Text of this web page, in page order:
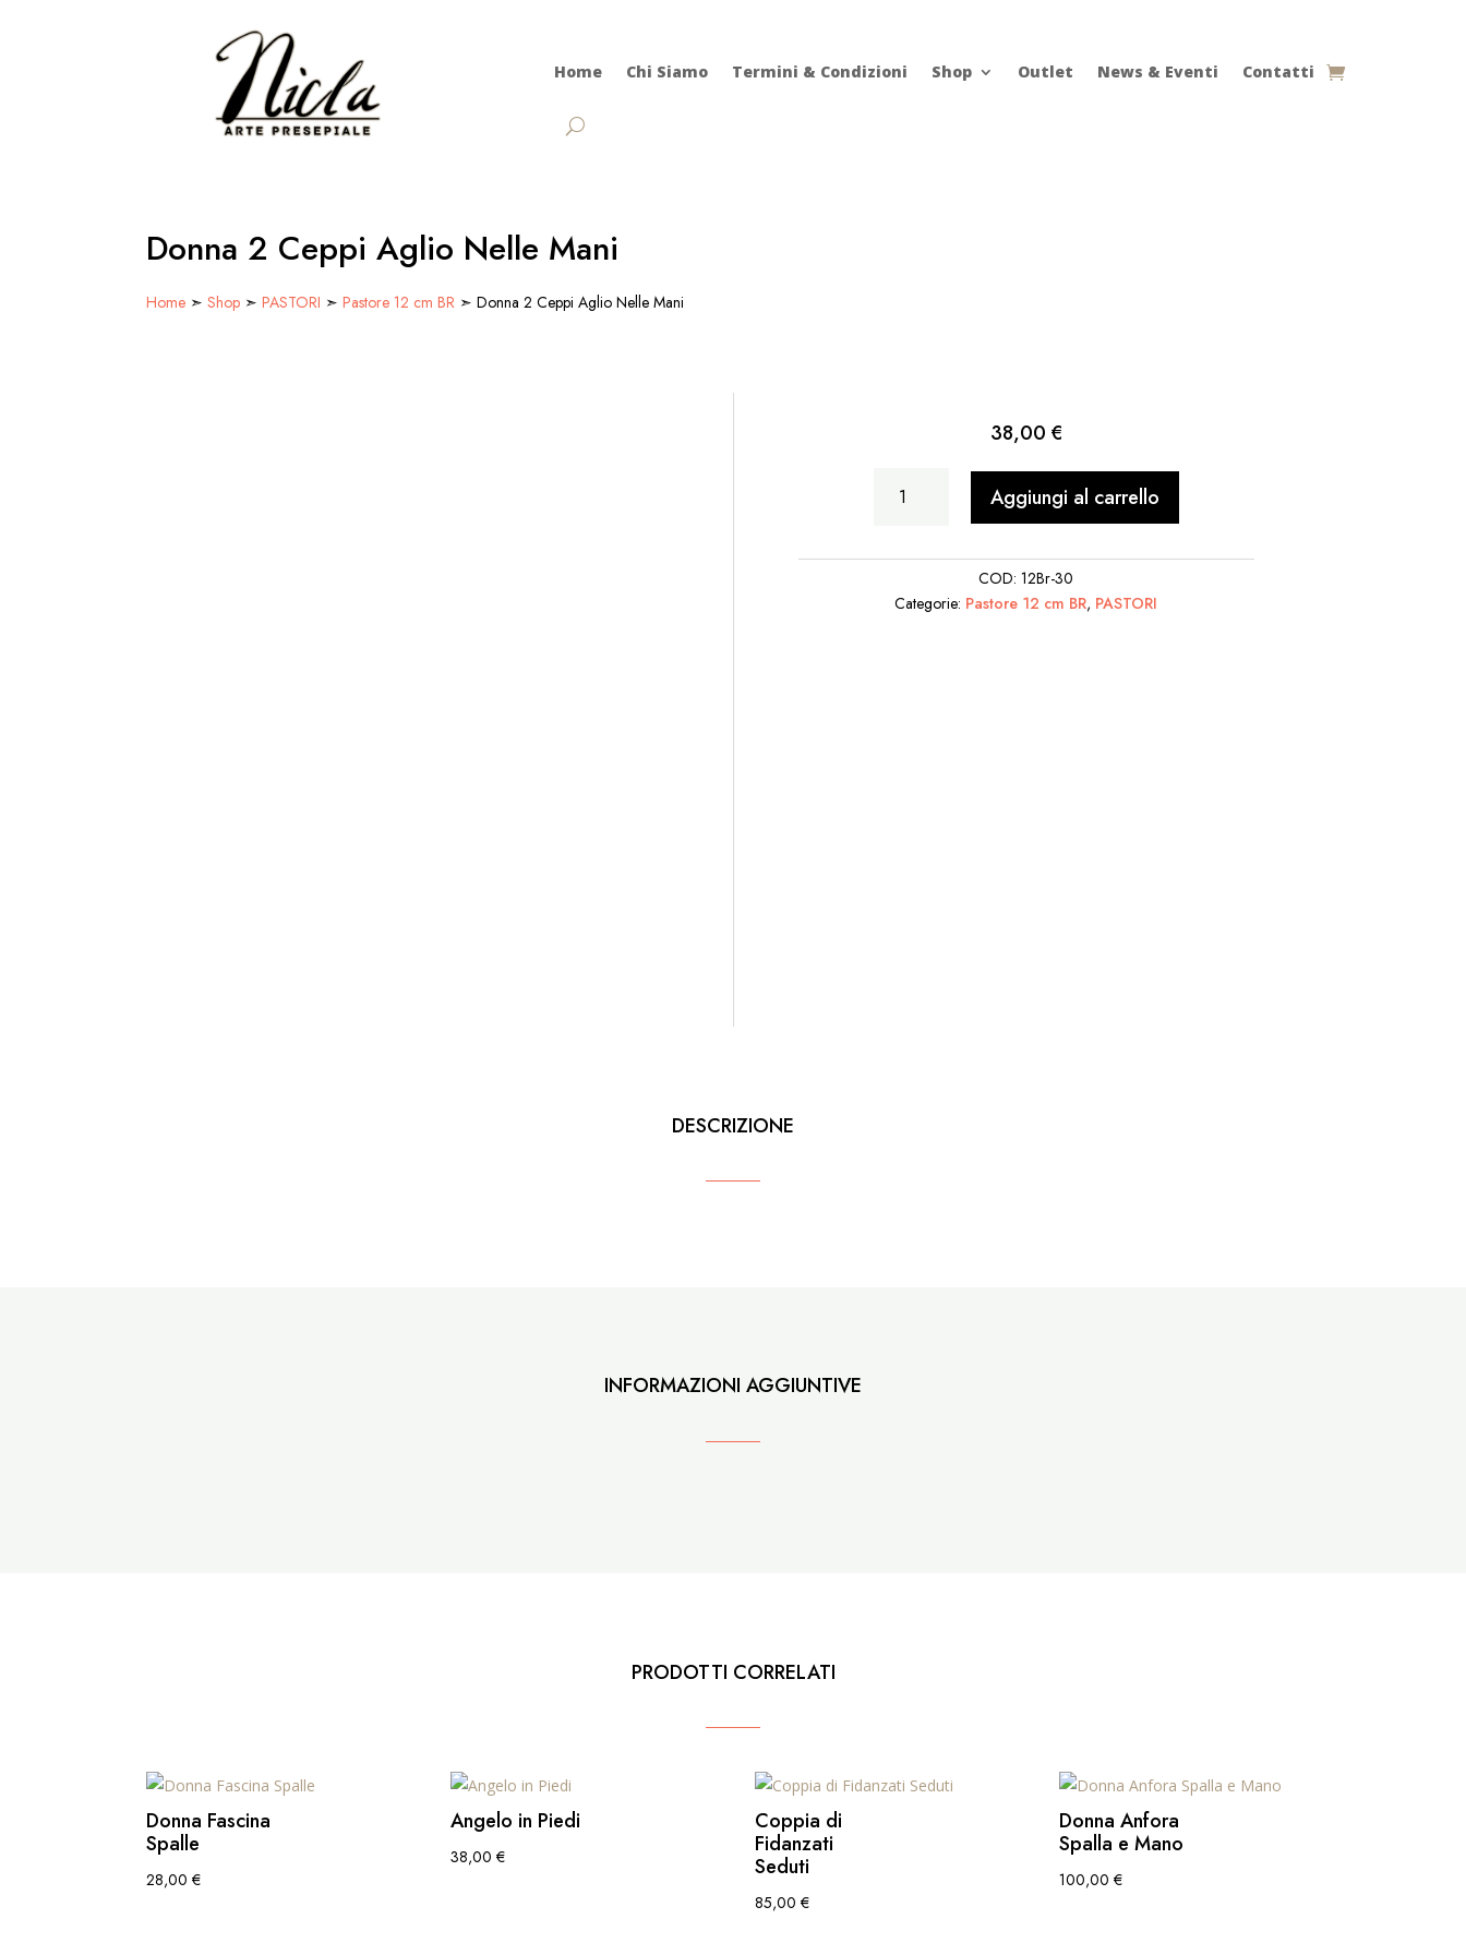
Home Chi Siamo Termini & Condizioni Shop Outlet News & Eventi Contatti
Donna 2 Ceppi Aglio Nelle Mani
Home ➣Shop ➣PASTORI ➣Pastore 12 cm BR ➣ Donna 2 Ceppi Aglio Nelle Mani
38,00 €
Aglio
Mani
Aggiungi al carrello
COD:12Br-30
Categorie: Pastore 12 cm BR, PASTORI
DESCRIZIONE
INFORMAZIONI AGGIUNTIVE
PRODOTTI CORRELATI
Donna Fascina
Spalle
28,00€
Angelo in Piedi
38,00€
Coppia di
Fidanzati
Seduti
85,00€
Donna Anfora
Spalla e Mano
100,00€